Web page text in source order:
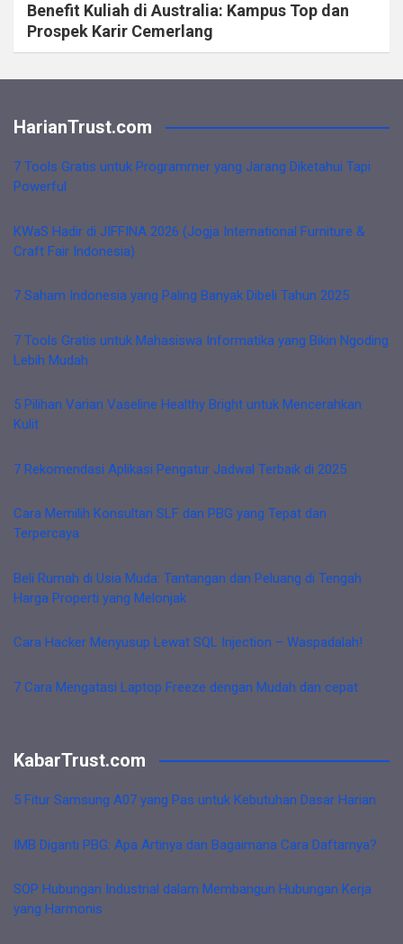
Benefit Kuliah di Australia: Kampus Top dan
Prospek Karir Cemerlang
HarianTrust.com
7 Tools Gratis untuk Programmer yang Jarang Diketahui Tapi
Powerful
KWaS Hadir di JIFFINA 2026 (Jogja International Furniture &
Craft Fair Indonesia)
7 Saham Indonesia yang Paling Banyak Dibeli Tahun 2025
7 Tools Gratis untuk Mahasiswa Informatika yang Bikin Ngoding
Lebih Mudah
5 Pilihan Varian Vaseline Healthy Bright untuk Mencerahkan
Kulit
7 Rekomendasi Aplikasi Pengatur Jadwal Terbaik di 2025
Cara Memilih Konsultan SLF dan PBG yang Tepat dan
Terpercaya
Beli Rumah di Usia Muda: Tantangan dan Peluang di Tengah
Harga Properti yang Melonjak
Cara Hacker Menyusup Lewat SQL Injection – Waspadalah!
7 Cara Mengatasi Laptop Freeze dengan Mudah dan cepat
KabarTrust.com
5 Fitur Samsung A07 yang Pas untuk Kebutuhan Dasar Harian
IMB Diganti PBG: Apa Artinya dan Bagaimana Cara Daftarnya?
SOP Hubungan Industrial dalam Membangun Hubungan Kerja
yang Harmonis